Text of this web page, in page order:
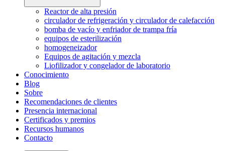
Reactor de alta presión
circulador de refrigeración y circulador de calefacción
bomba de vacío y enfriador de trampa fría
equipos de esterilización
homogeneizador
Equipos de agitación y mezcla
Liofilizador y congelador de laboratorio
Conocimiento
Blog
Sobre
Recomendaciones de clientes
Presencia internacional
Certificados y premios
Recursos humanos
Contacto